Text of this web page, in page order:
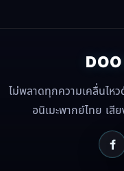
ไม่พลาดทุกความเคลื่นไห
อนิเมะพากย์ไทย เ